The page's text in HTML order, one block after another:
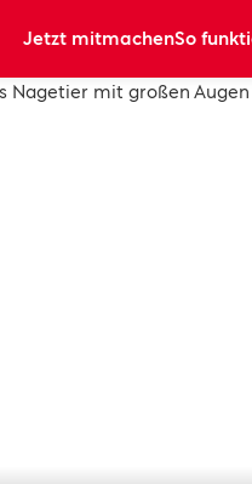
Jetzt mitmachenSo